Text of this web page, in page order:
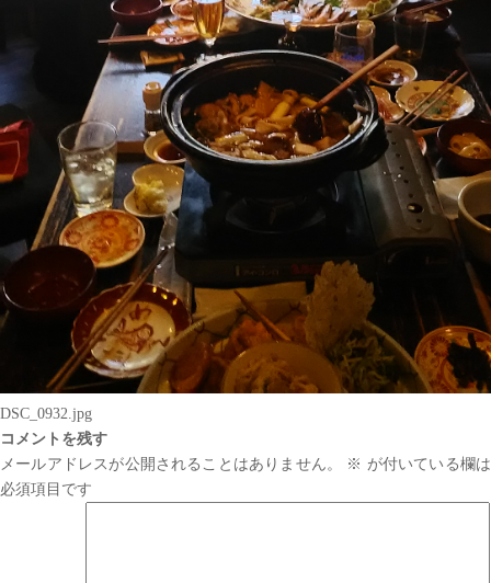
DSC_0932.jpg
コメントを残す
メールアドレスが公開されることはありません。
※ が付いている欄は
必須項目です